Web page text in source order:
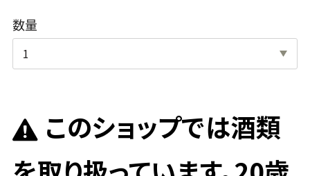
数量
このショップでは酒類